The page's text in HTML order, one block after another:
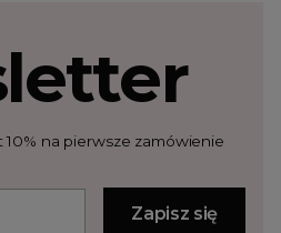
10% na pierwsze zamówienie